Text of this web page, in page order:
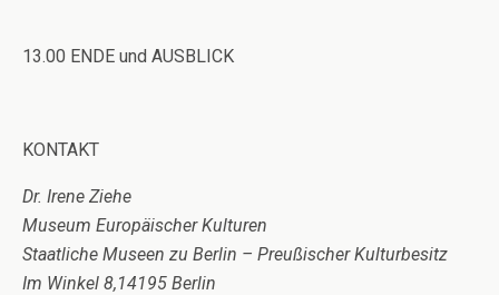
13.00 ENDE und AUSBLICK
KONTAKT
Dr. Irene Ziehe
Museum Europäischer Kulturen
Staatliche Museen zu Berlin – Preußischer Kulturbesitz
Im Winkel 8,14195 Berlin